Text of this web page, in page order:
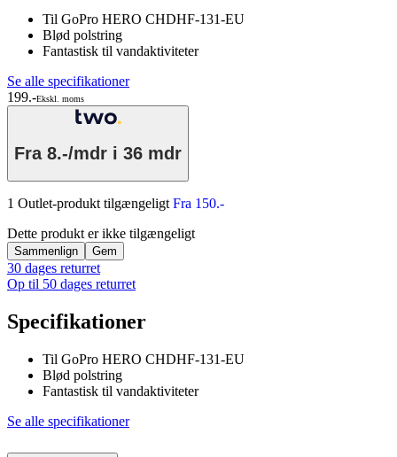
Til GoPro HERO CHDHF-131-EU
Blød polstring
Fantastisk til vandaktiviteter
Se alle specifikationer
199.-Ekskl. moms
Fra 8.-/mdr i 36 mdr
1 Outlet-produkt tilgængeligt Fra 150.-
Dette produkt er ikke tilgængeligt
Sammenlign Gem
30 dages returret
Op til 50 dages returret
Specifikationer
Til GoPro HERO CHDHF-131-EU
Blød polstring
Fantastisk til vandaktiviteter
Se alle specifikationer